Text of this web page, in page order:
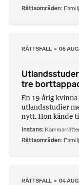
Rättsområden
RÄTTSFALL 06
tre
En 19-årig
utlandsstudier
nytt. Hon kände
Instans
Rättsområden
RÄTTSFALL 04